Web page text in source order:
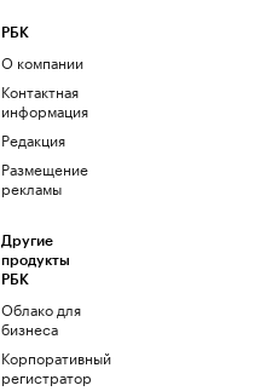
РБК
О компании
Контактная
информация
Редакция
Размещение
рекламы
Другие
продукты
РБК
Облако для
бизнеса
Корпоративный
регистратор